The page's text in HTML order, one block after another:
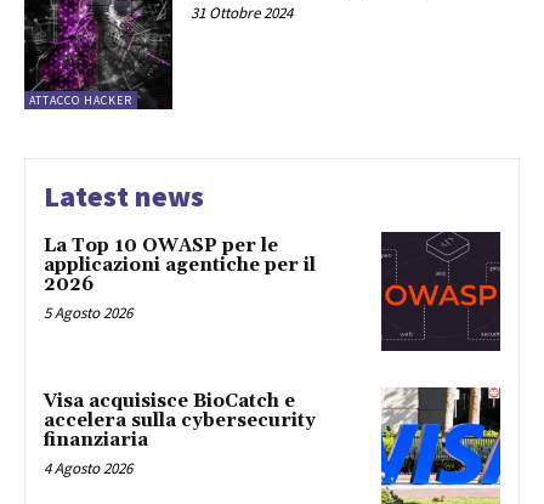
ATTACCO HACKER
31 Ottobre 2024
Latest news
La Top 10 OWASP per le
applicazioni agentiche per il
2026
5 Agosto 2026
Visa acquisisce BioCatch e
accelera sulla cybersecurity
finanziaria
4 Agosto 2026